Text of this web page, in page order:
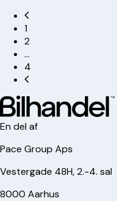
1
2
…
4
En del af
Pace Group Aps
Vestergade 48H, 2.-4. sal
8000 Aarhus